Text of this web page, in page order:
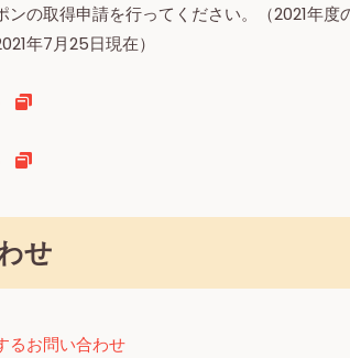
ンの取得申請を行ってください。（2021年度
年7月25日現在）
せ
るお問い合わせ